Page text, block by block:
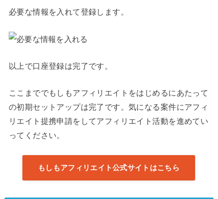
必要な情報を入れて登録します。
以上で口座登録は完了です。
ここまででもしもアフィリエイトをはじめるにあたって
の初期セットアップは完了です。気になる案件にアフィ
リエイト提携申請をしてアフィリエイト活動を進めてい
ってください。
もしもアフィリエイト公式サイトはこちら